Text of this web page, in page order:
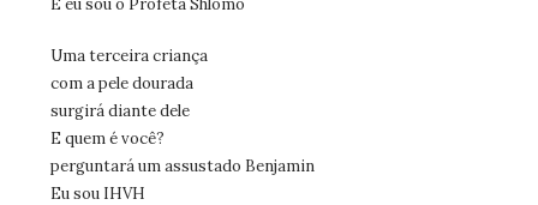
E eu sou o Profeta Shlomo
Uma terceira criança
com a pele dourada
surgirá diante dele
E quem é você?
perguntará um assustado Benjamin
Eu sou IHVH